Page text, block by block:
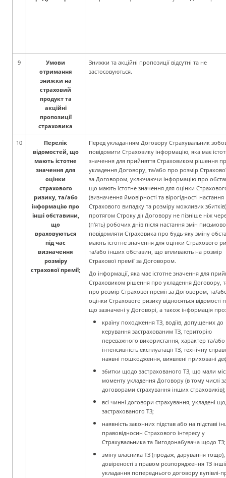
9
Умови
отримання
знижки на
страховий
продукт та
акційні
пропозиції
страховика
Знижки та акційні пропозиції відсутні та не
застосовуються.
10
Перелік
відомостей, що
мають істотне
значення для
оцінки
страхового
ризику, та/або
інформацію про
інші обставини,
що
враховуються
під час
визначення
розміру
страхової премії;
Перед укладанням Договору Страхувальник
повідомити Страховику інформацію, яка має
значення для прийняття Страховиком рішення
укладення Договору, та/або про розмір
за Договором, уключаючи інформацію про
що мають істотне значення для оцінки
(визначення ймовірності та вірогідності настання
Страхового випадку та розміру можливих
протягом Строку дії Договору не пізніше ніж
(п'ять) робочих днів після настання змін письмово
повідомляти Страховика про будь-яку зміну
мають істотне значення для оцінки Страхового
та/або інших обставин, що впливають на розмір
Страхової премії за Договором.
До інформації, яка має істотне значення для
Страховиком рішення про укладення Договору,
про розмір Страхової премії за Договором, та/
оцінки Страхового ризику відносяться відомості
що зазначені у Договорі, а також інформація про:
країну походження ТЗ, водіїв, допущених до
керування застрахованим ТЗ, територію
переважного використання, характер та/або
інтенсивність експлуатації ТЗ, технічну
наявні пошкодження, виявлені приховані
збитки щодо застрахованого ТЗ, що мали
моменту укладення Договору (в тому числі
договорами страхування інших cтраховиків);
всі чинні договори страхування, укладені
застрахованого ТЗ;
наявність законних підстав або на підставі
правовідносин Страхового інтересу у
Страхувальника та Вигодонабувача щодо ТЗ;
зміну власника ТЗ (продаж, дарування
довіреності з правом розпорядження ТЗ
укладання попереднього договору купівлі-